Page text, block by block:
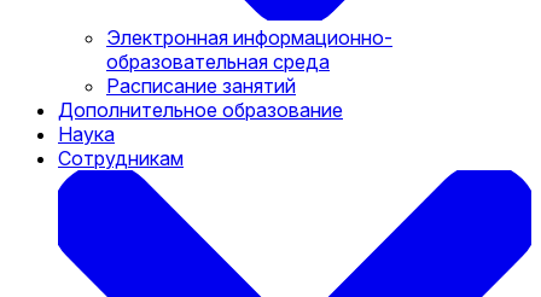
Электронная информационно-
образовательная среда
Расписание занятий
Дополнительное образование
Наука
Сотрудникам